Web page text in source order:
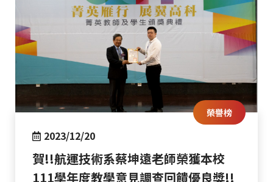
榮譽榜
2023/12/20
賀!!航運技術系蔡坤遠老師榮獲本校
111學年度教學意見調查回饋優良獎!!